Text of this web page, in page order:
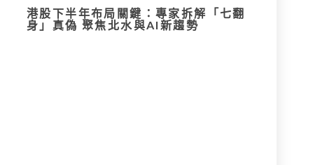
港股下半年布局關鍵：專家拆解「七翻
身」真偽 聚焦北水與AI新趨勢